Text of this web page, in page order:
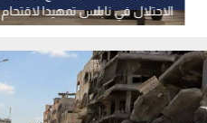
الاحتلال في نابلس تمهيدا لاقتحام
المستوطنين مقام يوسف.. فيديو